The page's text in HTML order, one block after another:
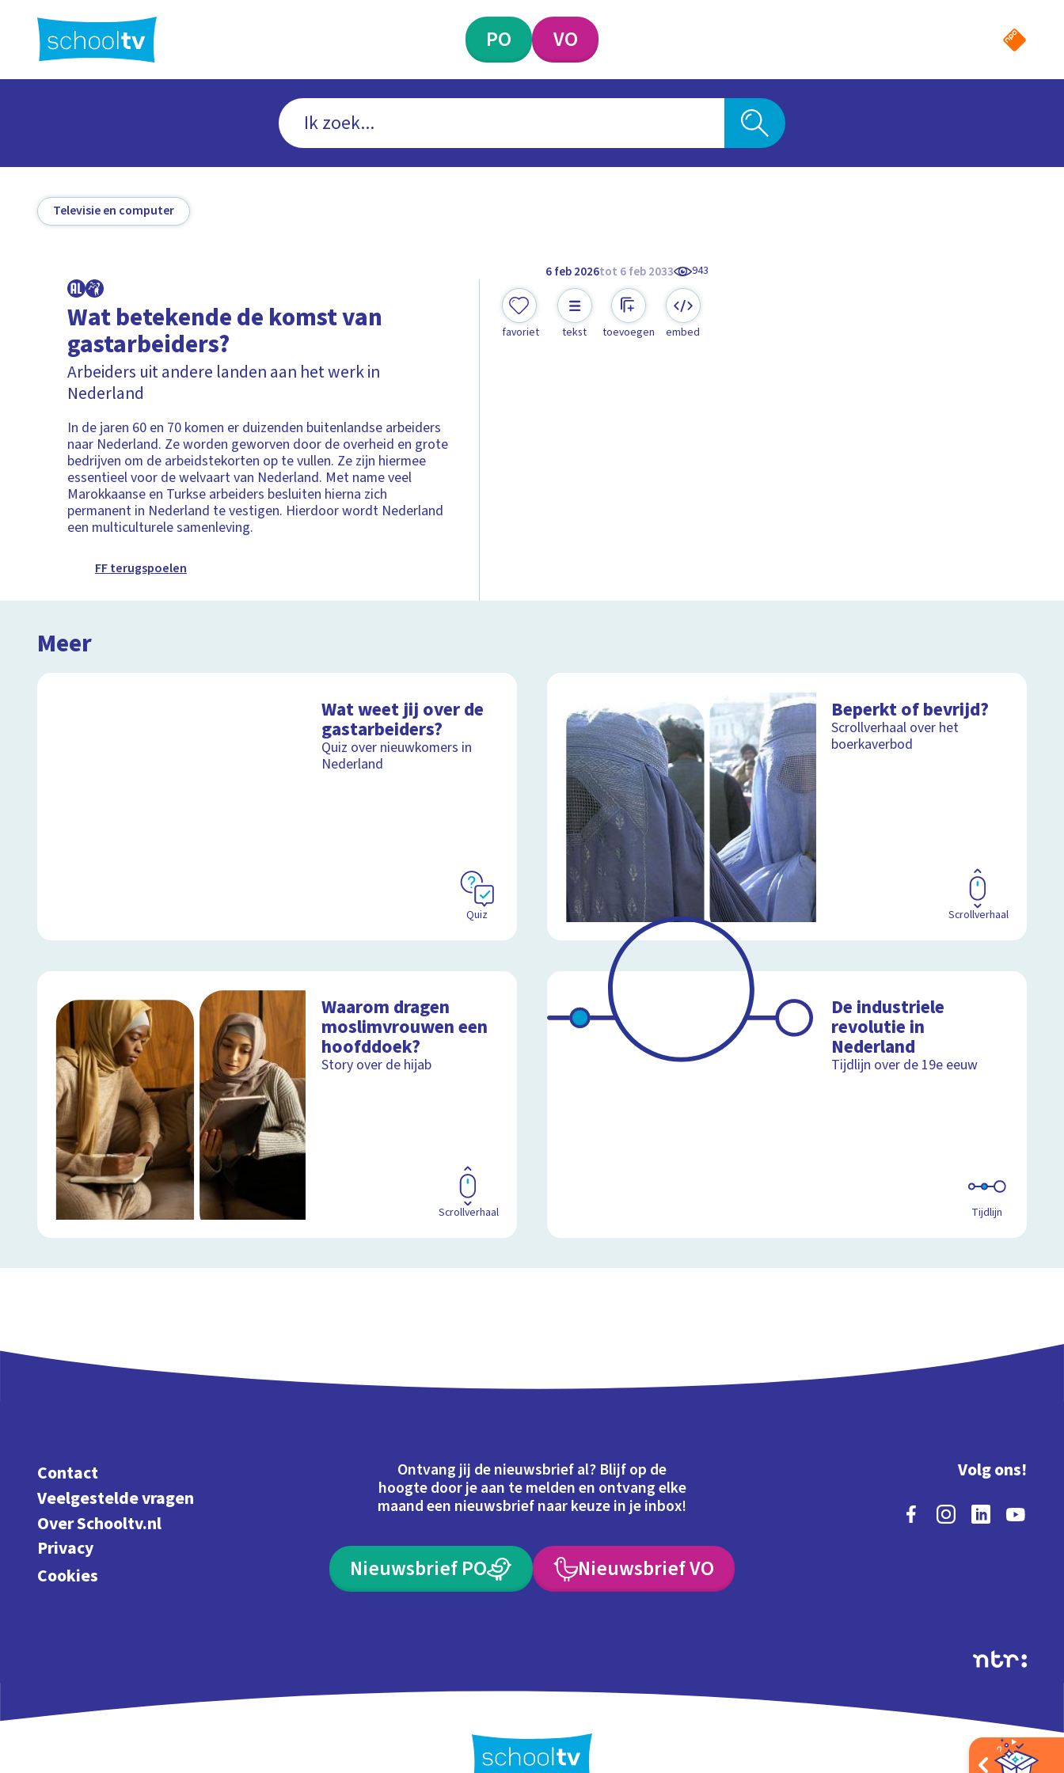
hoofdinhoud
PO VO
Televisie en computer
6 feb 2026tot 6 feb 2033 943
Wat betekende de komst van
gastarbeiders?
Arbeiders uit andere landen aan het werk in
Nederland
In de jaren 60 en 70 komen er duizenden buitenlandse arbeiders
naar Nederland. Ze worden geworven door de overheid en grote
bedrijven om de arbeidstekorten op te vullen. Ze zijn hiermee
essentieel voor de welvaart van Nederland. Met name veel
Marokkaanse en Turkse arbeiders besluiten hierna zich
permanent in Nederland te vestigen. Hierdoor wordt Nederland
een multiculturele samenleving.
FF terugspoelen
favoriet tekst toevoegen embed
Meer
Wat weet jij over de
gastarbeiders?
Quiz over nieuwkomers in
Nederland
Quiz
Beperkt of bevrijd?
Scrollverhaal over het
boerkaverbod
Scrollverhaal
Waarom dragen
moslimvrouwen een
hoofddoek?
Story over de hijab
Scrollverhaal
De industriele
revolutie in
Nederland
Tijdlijn over de 19e eeuw
Tijdlijn
Contact
Veelgestelde vragen
Over Schooltv.nl
Privacy
Cookies
Ontvang jij de nieuwsbrief al? Blijf op de
hoogte door je aan te melden en ontvang elke
maand een nieuwsbrief naar keuze in je inbox!
Nieuwsbrief PO Nieuwsbrief VO
Volg ons!
Extra's